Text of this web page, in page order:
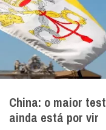
China: o maior
ainda está por vir